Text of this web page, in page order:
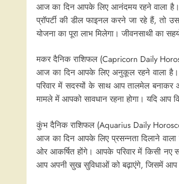
आज का दिन आपके लिए आनंदमय रहने वाला है।
प्रॉपर्टी की डील फाइनल करने जा रहे हैं, तो
योजना का पूरा लाभ मिलेगा। जीवनसाथी का
मकर दैनिक राशिफल (Capricorn Daily
आज का दिन आपके लिए अनुकूल रहने वाला है।
परिवार में सदस्यों के साथ आप तालमेल
मामले में आपको सावधान रहना होगा। यदि आप
कुंभ दैनिक राशिफल (Aquarius Daily
आज का दिन आपके लिए प्रसन्नता दिलाने
ओर आकर्षित होंगे। आपके परिवार में किसी
आप अपनी सुख सुविधाओं को बढ़ाएंगे, जिसमें आप